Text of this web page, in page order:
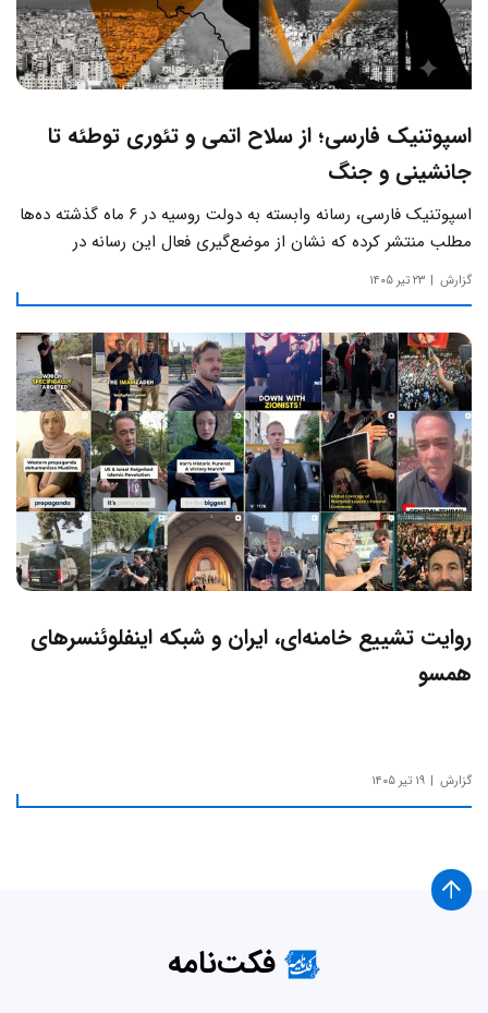
اسپوتنیک فارسی؛ از سلاح اتمی و تئوری توطئه تا
جانشینی و جنگ
اسپوتنیک فارسی، رسانه وابسته به دولت روسیه در ۶ ماه گذشته ده‌ها
مطلب منتشر کرده که نشان از موضع‌گیری فعال این رسانه‌ در
حساس‌ترین مسائل چالش‌های داخلی ایران دارد.
گزارش ۲۳ تیر ۱۴۰۵
روایت تشییع خامنه‌ای، ایران و شبکه اینفلوئنسرهای
همسو
گزارش ۱۹ تیر ۱۴۰۵
فکت‌نامه